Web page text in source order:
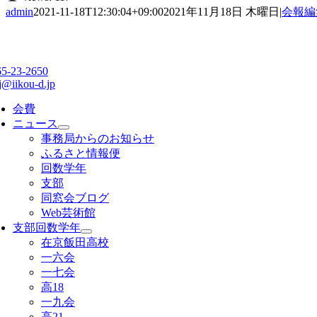
admin2021-11-18T12:30:04+09:002021年11月18日 木曜日 |会報
23-2650
d.jp
会費
ニュース
事務局からのお知らせ
ふるさと情報便
回数学年
支部
同窓会ブログ
Web芸術館
支部回数学年
在京飯田高校
一六会
一七会
高18
一九会